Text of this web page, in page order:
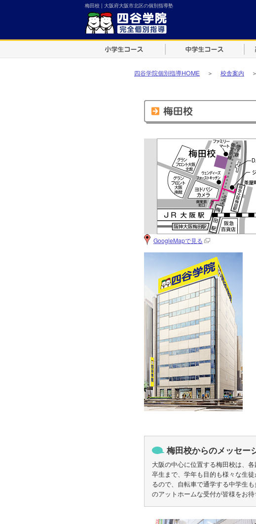
梅田校 | 大阪府大阪市北区の個別指導塾
四谷学院個別指導HOME ＞ 校舎案内
GoogleMapで見る
梅田校からのメッセー
大阪の中心に位置する梅田校は、
卒生まで、学年も目的も様々な生
るので、自転車で通学する中学生
のアットホームな受付が皆様をお待